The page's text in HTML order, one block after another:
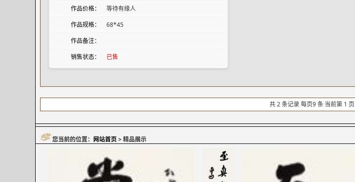
作品价格：
等待有缘人
作品规格：
68*45
作品备注：
销售状态：
已售
共 2 条记录 每页9 条 当前第 1 页
您当前的位置： 网站首页> 精品展示